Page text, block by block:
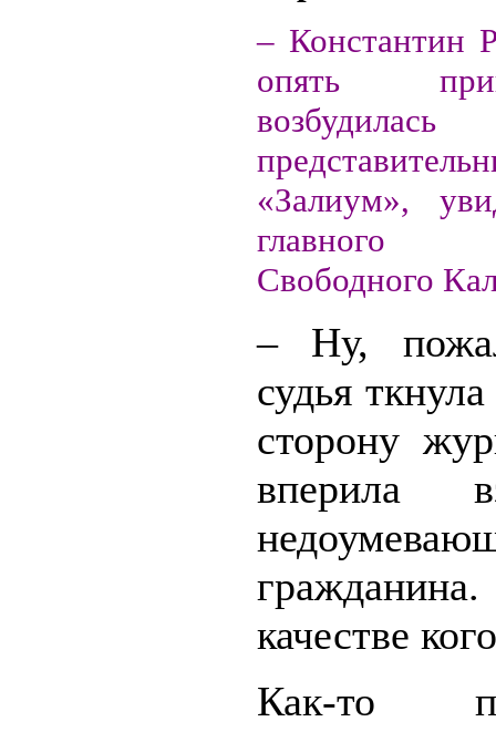
– Константин
опять
возбудилась
«Залиум»,
главного
Свободного
– Ну,
судья
сторону
вперила
качестве
Как-то